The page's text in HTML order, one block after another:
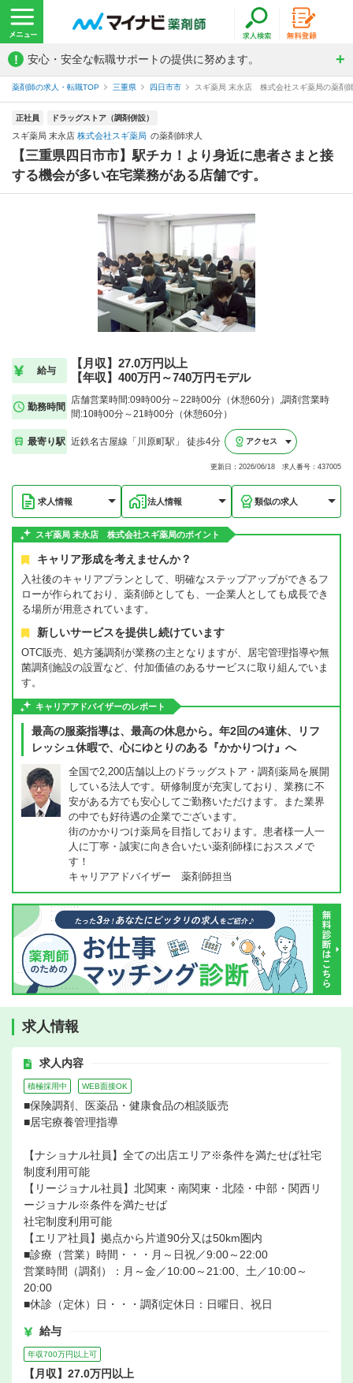
! 安心・安全な転職サポートの提供に努めます。
薬剤師の求人・転職TOP 三重県 四日市市 スギ薬局 末永店 株式会社スギ薬局の薬剤
正社員 ドラッグストア（調剤併設）
スギ薬局 末永店 株式会社スギ薬局 の薬剤師求人
【三重県四日市市】駅チカ！より身近に患者さまと接
する機会が多い在宅業務がある店舗です。
給与
【月収】27.0万円以上
【年収】400万円～740万円モデル
勤務時間
店舗営業時間:09時00分～22時00分（休憩60分）,調剤営業時
間:10時00分～21時00分（休憩60分）
最寄り駅 近鉄名古屋線「川原町駅」 徒歩4分 アクセス
更新日：2026/06/18 求人番号：437005
求人情報 法人情報 類似の求人
スギ薬局 末永店 株式会社スギ薬局のポイント
キャリア形成を考えませんか？
入社後のキャリアプランとして、明確なステップアップができるフ
ローが作られており、薬剤師としても、一企業人としても成長でき
る場所が用意されています。
新しいサービスを提供し続けています
OTC販売、処方箋調剤が業務の主となりますが、居宅管理指導や無
菌調剤施設の設置など、付加価値のあるサービスに取り組んでいま
す。
キャリアアドバイザーのレポート
最高の服薬指導は、最高の休息から。年2回の4連休、リフ
レッシュ休暇で、心にゆとりのある『かかりつけ』へ
全国で2,200店舗以上のドラッグストア・調剤薬局を展開
している法人です。研修制度が充実しており、業務に不
安がある方でも安心してご勤務いただけます。また業界
の中でも好待遇の企業でございます。
街のかかりつけ薬局を目指しております。患者様一人一
人に丁寧・誠実に向き合いたい薬剤師様におススメで
す！
キャリアアドバイザー 薬剤師担当
求人情報
求人内容
積極採用中 WEB面接OK
■保険調剤、医薬品・健康食品の相談販売
■居宅療養管理指導
【ナショナル社員】全ての出店エリア※条件を満たせば社宅
制度利用可能
【リージョナル社員】北関東・南関東・北陸・中部・関西リ
ージョナル※条件を満たせば
社宅制度利用可能
【エリア社員】拠点から片道90分又は50km圏内
■診療（営業）時間・・・月～日祝／9:00～22:00
営業時間（調剤）：月～金／10:00～21:00、土／10:00～
20:00
■休診（定休）日・・・調剤定休日：日曜日、祝日
給与
年収700万円以上可
【月収】27.0万円以上